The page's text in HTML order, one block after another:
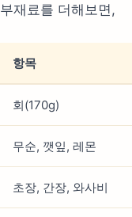
부재료를 더해보면,
항목
회(170g)
무순, 깻잎, 레몬
초장, 간장, 와사비